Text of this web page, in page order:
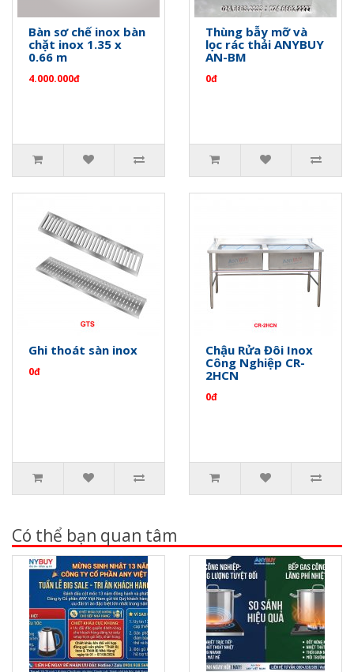
Bàn sơ chế inox bàn
chặt inox 1.35 x
0.66 m
4.000.000đ
Thùng bẫy mỡ và
lọc rác thải ANYBUY
AN-BM
0đ
Ghi thoát sàn inox
0đ
Chậu Rửa Đôi Inox
Công Nghiệp CR-
2HCN
0đ
Có thể bạn quan tâm